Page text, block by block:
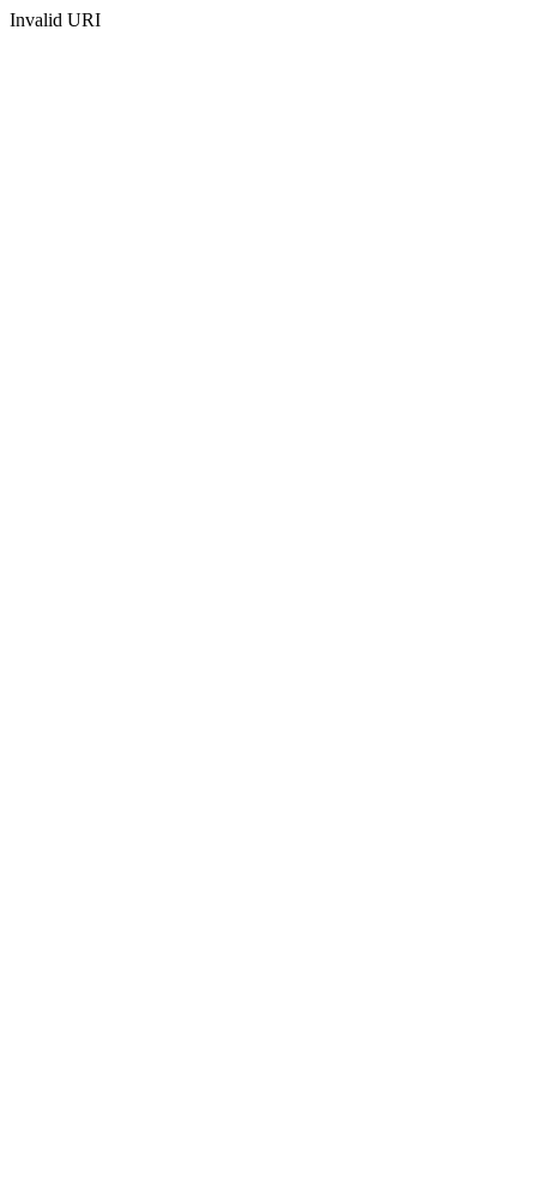
Invalid URI